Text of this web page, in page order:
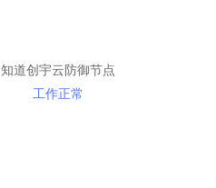
知道创宇云防御节点
工作正常